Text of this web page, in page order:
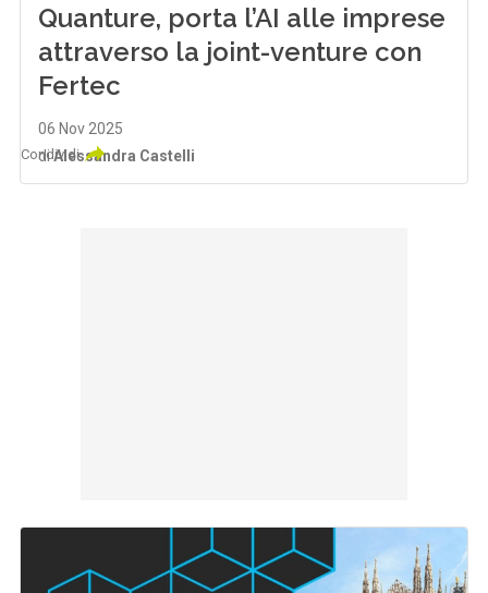
Quanture, porta l’AI alle imprese
attraverso la joint-venture con
Fertec
06 Nov 2025
diAlessandra Castelli
Condividi